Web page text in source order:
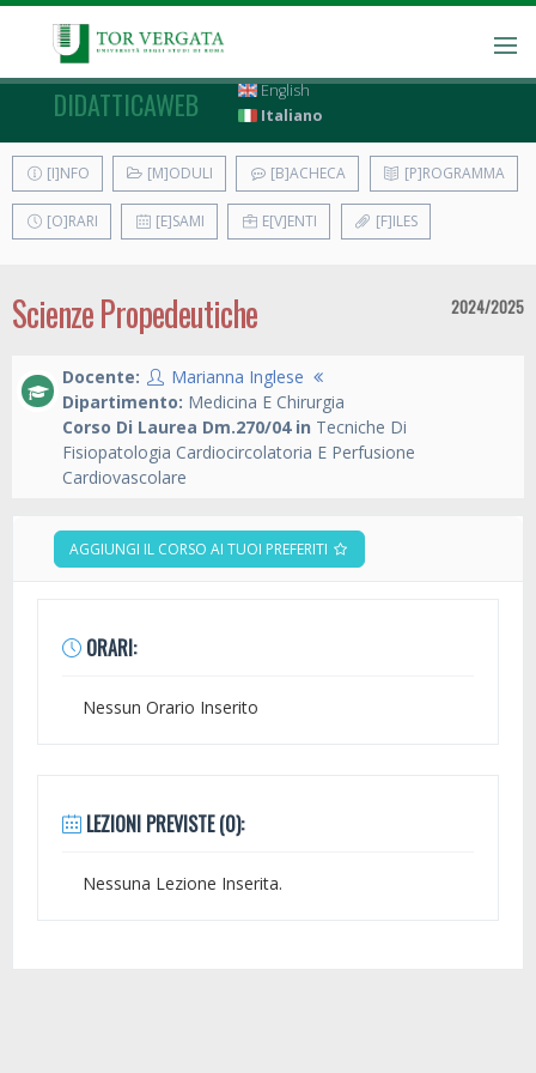
DIDATTICAWEB
English
Italiano
[I]NFO [M]ODULI [B]ACHECA [P]ROGRAMMA
[O]RARI [E]SAMI E[V]ENTI [F]ILES
Scienze Propedeutiche 2024/2025
Docente:
Marianna Inglese
Dipartimento: Medicina E Chirurgia
Corso Di Laurea Dm.270/04 in Tecniche Di
Fisiopatologia Cardiocircolatoria E Perfusione
Cardiovascolare
AGGIUNGI IL CORSO AI TUOI PREFERITI
ORARI:
Nessun Orario Inserito
LEZIONI PREVISTE (0):
Nessuna Lezione Inserita.